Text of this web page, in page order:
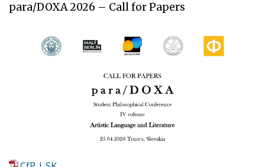
Body
the
Home
para/DOXA 2026 – Call for Papers